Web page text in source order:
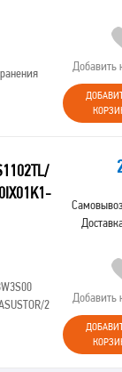
Добавить
2
Добавить